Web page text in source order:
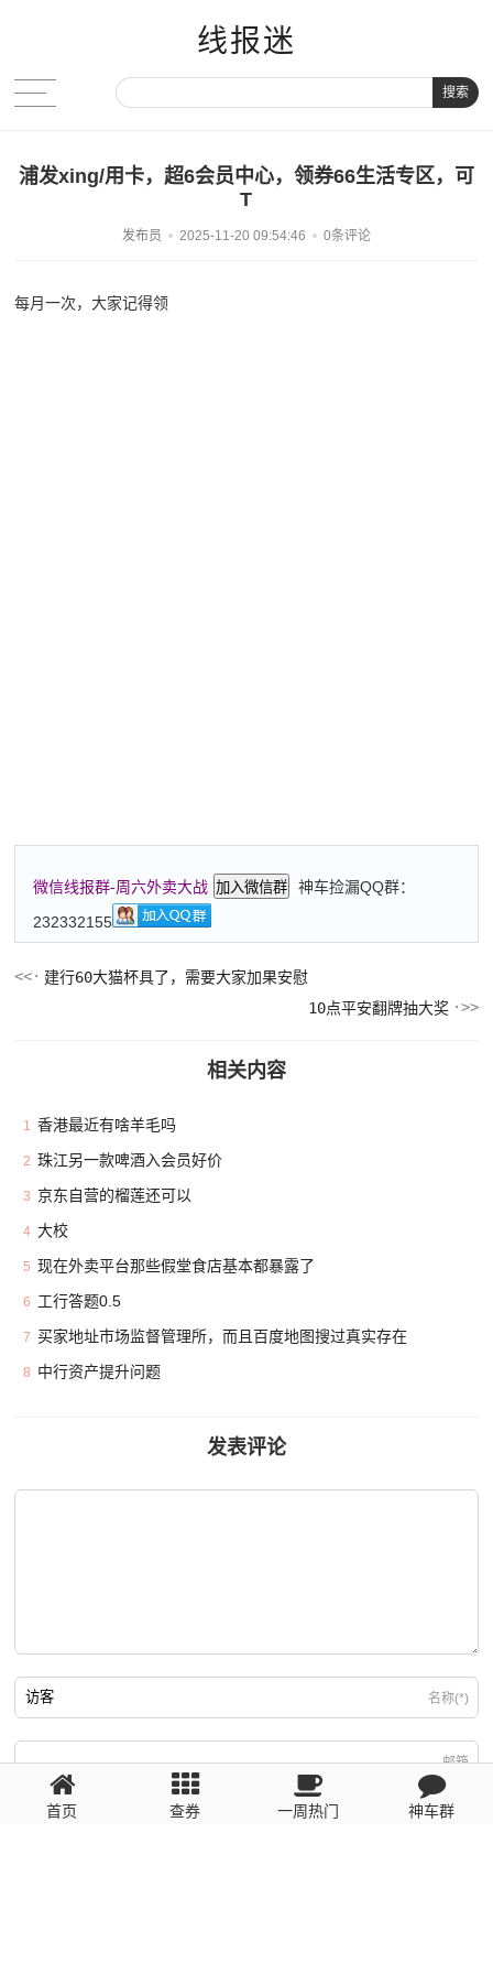
线报迷
搜索
浦发xing/用卡，超6会员中心，领券66生活专区，可
T
发布员 2025-11-20 09:54:46 0条评论
每月一次，大家记得领
微信线报群-周六外卖大战 加入微信群
神车捡漏QQ群：
232332155
建行60大猫杯具了，需要大家加果安慰
10点平安翻牌抽大奖
相关内容
1 香港最近有啥羊毛吗
2 珠江另一款啤酒入会员好价
3 京东自营的榴莲还可以
4 大校
5 现在外卖平台那些假堂食店基本都暴露了
6 工行答题0.5
7 买家地址市场监督管理所，而且百度地图搜过真实存在
8 中行资产提升问题
发表评论
名称(*)
邮箱
回复需填写必要信息
首页 查券 一周热门 神车群